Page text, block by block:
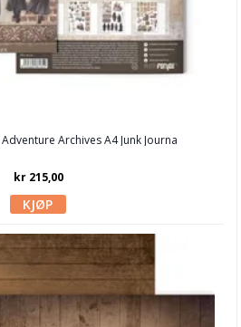
Archives A4 Junk Journa
kr 215,00